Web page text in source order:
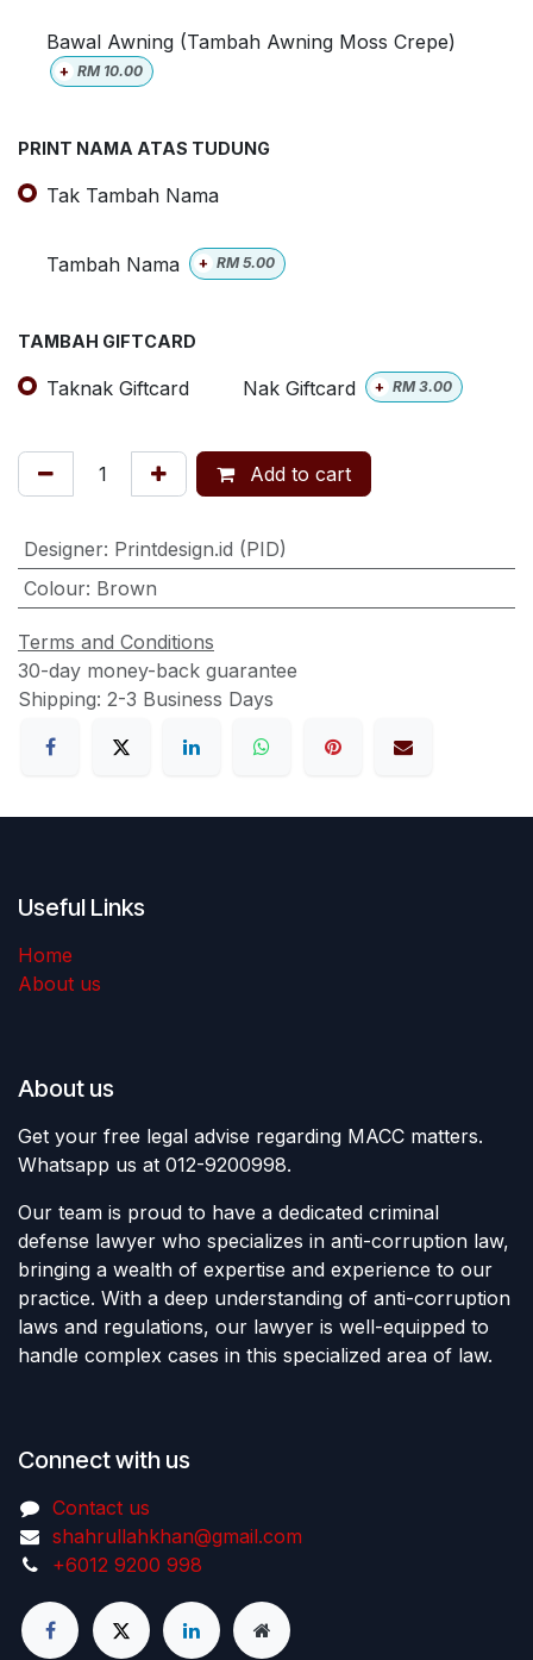
Bawal Awning (Tambah Awning Moss Crepe)
+ RM 10.00
PRINT NAMA ATAS TUDUNG
Tak Tambah Nama
Tambah Nama + RM5.00
TAMBAH GIFTCARD
Taknak Giftcard Nak Giftcard + RM3.00
Add to cart
Designer: Printdesign.id (PID)
Colour: Brown
Terms and Conditions
30-day money-back guarantee
Shipping: 2-3 Business Days
Useful Links
Home
About us
About us
Get your free legal advise regarding MACC matters.
Whatsapp us at 012-9200998.
Our team is proud to have a dedicated criminal
defense lawyer who specializes in anti-corruption law,
bringing a wealth of expertise and experience to our
practice. With a deep understanding of anti-corruption
laws and regulations, our lawyer is well-equipped to
handle complex cases in this specialized area of law.
Connect with us
Contact us
shahrullahkhan@gmail.com
+6012 9200 998